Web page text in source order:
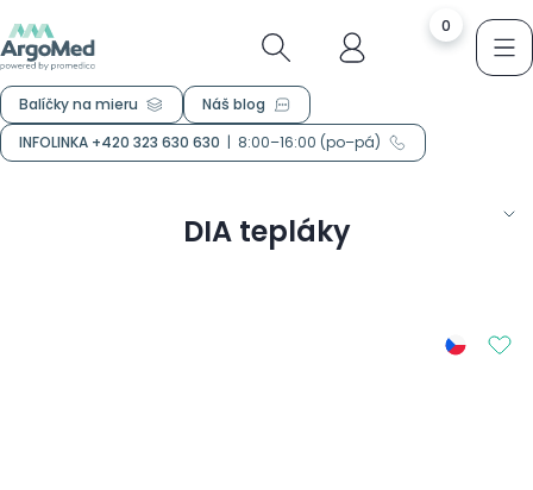
0
Balíčky na mieru
Náš blog
INFOLINKA +420 323 630 630 | 8:00–16:00 (po–pá)
DIA tepláky